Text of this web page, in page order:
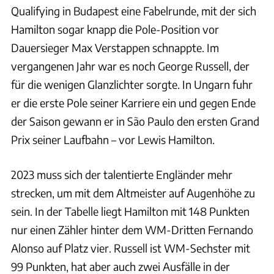
Qualifying in Budapest eine Fabelrunde, mit der sich
Hamilton sogar knapp die Pole-Position vor
Dauersieger Max Verstappen schnappte. Im
vergangenen Jahr war es noch George Russell, der
für die wenigen Glanzlichter sorgte. In Ungarn fuhr
er die erste Pole seiner Karriere ein und gegen Ende
der Saison gewann er in São Paulo den ersten Grand
Prix seiner Laufbahn – vor Lewis Hamilton.
2023 muss sich der talentierte Engländer mehr
strecken, um mit dem Altmeister auf Augenhöhe zu
sein. In der Tabelle liegt Hamilton mit 148 Punkten
nur einen Zähler hinter dem WM-Dritten Fernando
Alonso auf Platz vier. Russell ist WM-Sechster mit
99 Punkten, hat aber auch zwei Ausfälle in der